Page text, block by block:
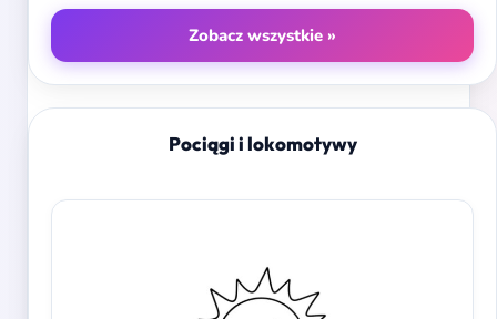
Zobacz wszystkie »
Pociągi i lokomotywy